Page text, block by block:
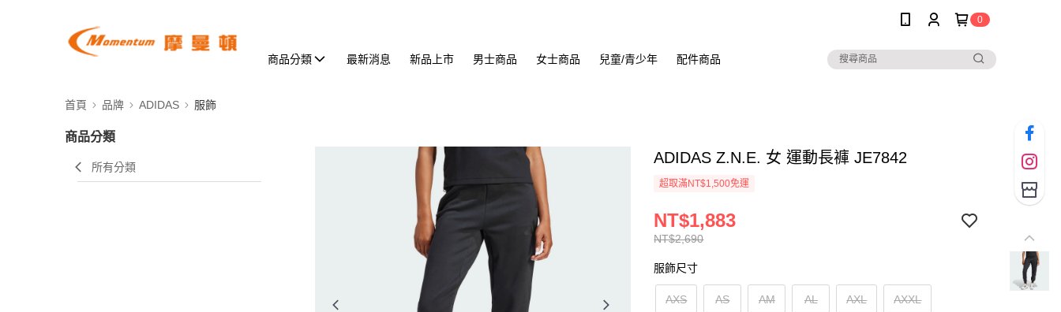
0
商品分類 最新消息 新品上市 男士商品 女士商品 兒童/青少年 配件商品
首頁 品牌 ADIDAS 服飾
商品分類
所有分類
ADIDAS Z.N.E. 女 運動長褲 JE7842
超取滿NT$1,500免運
NT$2,690
NT$1,883
服飾尺寸
AXS AS AM AL AXL AXXL